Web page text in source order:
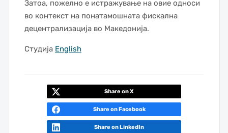
Затоа, пожелно е истражување на овие односи
во контекст на понатамошната фискална
децентрализација во Македонија.
Студија English
Share on X
Share on Facebook
Share on LinkedIn